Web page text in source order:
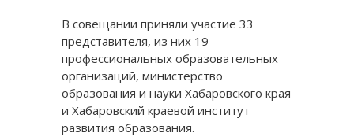
В совещании приняли участие 33
представителя, из них 19
профессиональных образовательных
организаций, министерство
образования и науки Хабаровского края
и Хабаровский краевой институт
развития образования.